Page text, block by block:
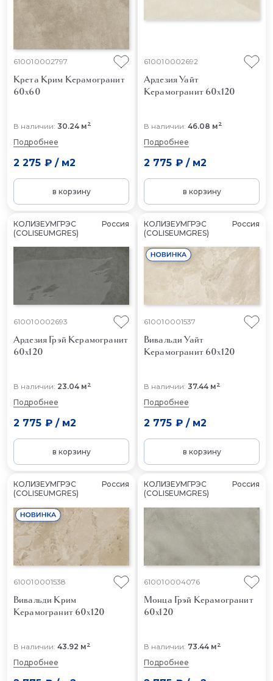
610010002797
Крета Крим Керамогранит
60x60
В наличии: 30.24 м2
Подробнее
2 275 ₽/ м2
в корзину
610010002692
Ардезия Уайт
Керамогранит 60x120
В наличии: 46.08 м2
Подробнее
2 775 ₽/ м2
в корзину
КОЛИЗЕУМГРЭС
(COLISEUMGRES)
Россия
610010002693
Ардезия Грэй Керамогранит
60x120
В наличии: 23.04 м2
Подробнее
2 775 ₽/ м2
в корзину
КОЛИЗЕУМГРЭС
(COLISEUMGRES)
Россия
610010001537
Вивальди Уайт
Керамогранит 60x120
В наличии: 37.44 м2
Подробнее
2 775 ₽/ м2
в корзину
КОЛИЗЕУМГРЭС
(COLISEUMGRES)
Россия
610010001538
Вивальди Крим
Керамогранит 60x120
В наличии: 43.92 м2
Подробнее
КОЛИЗЕУМГРЭС
(COLISEUMGRES)
Россия
610010004076
Монца Грэй Керамогранит
60x120
В наличии: 73.44 м2
Подробнее